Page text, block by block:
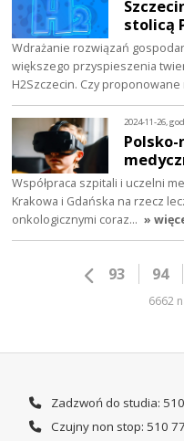
stolicą
Wdrażanie rozwiązań
większego przyspieszenia
H2Szczecin. Czy
2024-11-26,
Polsko-
Współpraca szpitali i uczelni
Krakowa i Gdańska na rzecz
onkologicznymi coraz… »
93 94
6662
Zadzwoń do studia:
Czujny non stop: 510